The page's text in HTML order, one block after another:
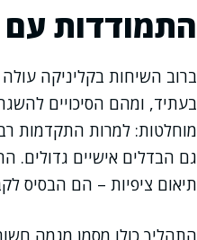
התמודדות
ברוב השיחות בקליניקה
בעתיד, ומהם הסיכויים
מוחלטות: למרות התקדמות
גם הבדלים אישיים
תיאום ציפיות – הם הבסיס